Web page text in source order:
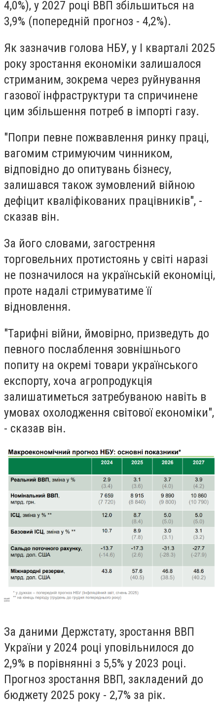
4,0%), у 2027 році ВВП збільшиться на
3,9% (попередній прогноз - 4,2%).
Як зазначив голова НБУ, у І кварталі 2025
року зростання економіки залишалося
стриманим, зокрема через руйнування
газової інфраструктури та спричинене
цим збільшення потреб в імпорті газу.
"Попри певне пожвавлення ринку праці,
вагомим стримуючим чинником,
відповідно до опитувань бізнесу,
залишався також зумовлений війною
дефіцит кваліфікованих працівників", -
сказав він.
За його словами, загострення
торговельних протистоянь у світі наразі
не позначилося на українській економіці,
проте надалі стримуватиме її
відновлення.
"Тарифні війни, ймовірно, призведуть до
певного послаблення зовнішнього
попиту на окремі товари українського
експорту, хоча агропродукція
залишатиметься затребуваною навіть в
умовах охолодження світової економіки",
- сказав він.
За даними Держстату, зростання ВВП
України у 2024 році уповільнилося до
2,9% в порівнянні з 5,5% у 2023 році.
Прогноз зростання ВВП, закладений до
бюджету 2025 року - 2,7% за рік.